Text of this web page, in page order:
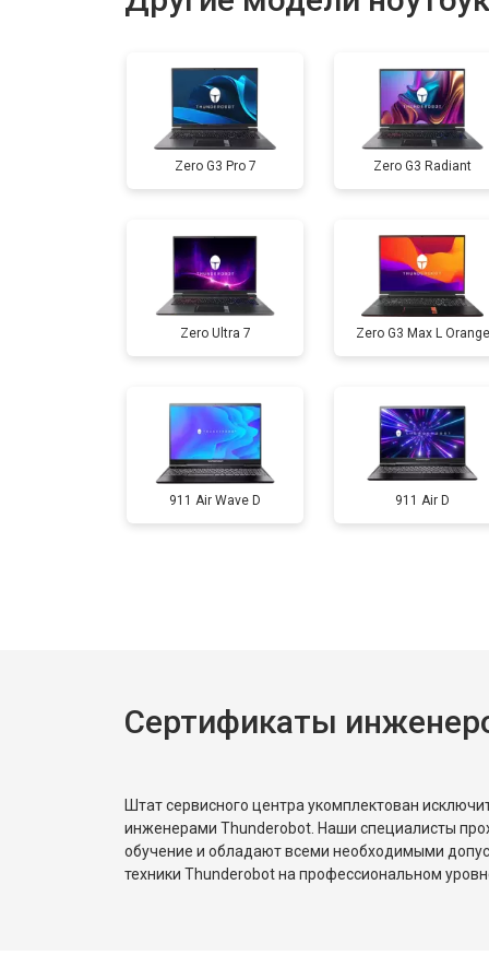
Ремонт мультиконтроллера
Замена жесткого диска HDD/SSD
Замена разъема HDMI
Замена тачпада
Замена клавиатуры
Замена аккумулятора
Замена Wi-Fi
Замена USB порта
Zero G3 Pro 7 Zero G3 Radiant
Zero Ultra 7 Zero G3 Max L Orange
911 Air Wave D 911 Air D
Сертификаты
Штат сервисного центра укомплектован
инженерами Thunderobot. Наши специалисты
обучение и обладают всеми необходимыми
техники Thunderobot на профессиональном